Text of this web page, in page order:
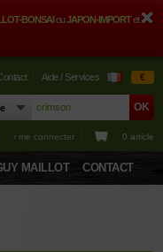
BONSAIouJAPON-IMPORTet
Aide / Services €
› me connecter 0 article
MAILLOT CONTACT